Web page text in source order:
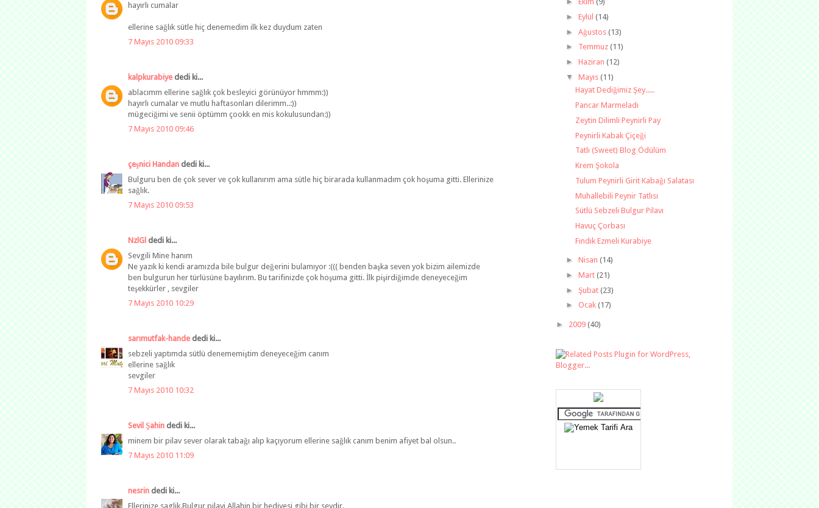
hayırlı cumalar
ellerine sağlık sütle hiç denemedim ilk kez duydum zaten
7 Mayıs 2010 09:33
kalpkurabiye dedi ki...
ablacımm ellerine sağlık çok besleyici görünüyor hmmm:))
hayırlı cumalar ve mutlu haftasonları dilerimm..:))
mügeciğimi ve senii öptümm çookk en mis kokulusundan:))
7 Mayıs 2010 09:46
çeşnici Handan dedi ki...
Bulguru ben de çok sever ve çok kullanırım ama sütle hiç birarada kullanmadım çok hoşuma gitti. Ellerinize
sağlık.
7 Mayıs 2010 09:53
NzlGl dedi ki...
Sevgili Mine hanım
Ne yazık ki kendi aramızda bile bulgur değerini bulamıyor :((( benden başka seven yok bizim ailemizde
ben bulgurun her türlüsüne bayılırım. Bu tarifinizde çok hoşuma gitti. İlk pişirdiğimde deneyeceğim
teşekkürler , sevgiler
7 Mayıs 2010 10:29
sarımutfak-hande dedi ki...
sebzeli yaptımda sütlü denememiştim deneyeceğim canım
ellerine sağlık
sevgiler
7 Mayıs 2010 10:32
Sevil Şahin dedi ki...
minem bir pilav sever olarak tabağı alıp kaçıyorum ellerine sağlık canım benim afiyet bal olsun..
7 Mayıs 2010 11:09
nesrin dedi ki...
Ellerinize saglik.Bulgur pilavi Allahin bir hediyesi gibi bir seydir.
► Eylül (14)
► Ağustos (13)
► Temmuz (11)
► Haziran (12)
▼ Mayıs (11)
Hayat Dediğimiz Şey.....
Pancar Marmeladı
Zeytin Dilimli Peynirli Pay
Peynirli Kabak Çiçeği
Tatlı (Sweet) Blog Ödülüm
Krem Şokola
Tulum Peynirli Girit Kabağı Salatası
Muhallebili Peynir Tatlısı
Sütlü Sebzeli Bulgur Pilavı
Havuç Çorbası
Fındık Ezmeli Kurabiye
► Nisan (14)
► Mart (21)
► Şubat (23)
► Ocak (17)
► 2009 (40)